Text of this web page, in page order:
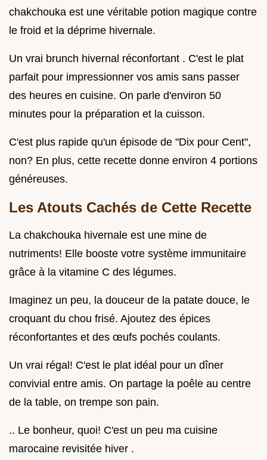
chakchouka est une véritable potion magique contre
le froid et la déprime hivernale.
Un vrai brunch hivernal réconfortant . C'est le plat
parfait pour impressionner vos amis sans passer
des heures en cuisine. On parle d'environ 50
minutes pour la préparation et la cuisson.
C'est plus rapide qu'un épisode de "Dix pour Cent",
non? En plus, cette recette donne environ 4 portions
généreuses.
Les Atouts Cachés de Cette Recette
La chakchouka hivernale est une mine de
nutriments! Elle booste votre système immunitaire
grâce à la vitamine C des légumes.
Imaginez un peu, la douceur de la patate douce, le
croquant du chou frisé. Ajoutez des épices
réconfortantes et des œufs pochés coulants.
Un vrai régal! C'est le plat idéal pour un dîner
convivial entre amis. On partage la poêle au centre
de la table, on trempe son pain.
.. Le bonheur, quoi! C'est un peu ma cuisine
marocaine revisitée hiver .